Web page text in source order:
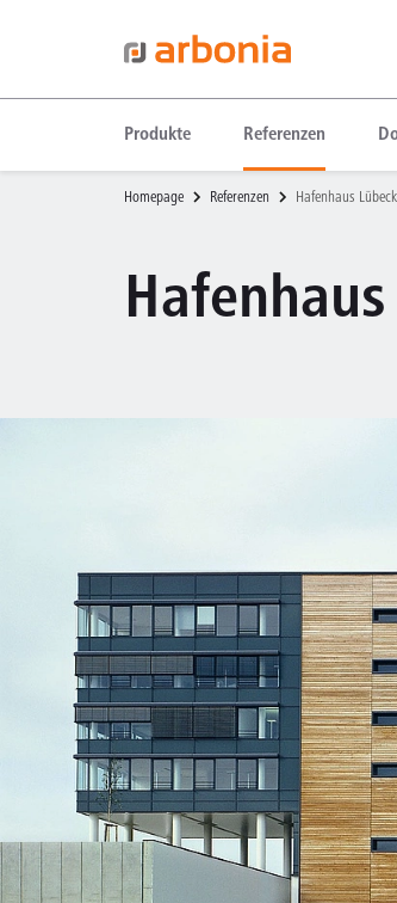
Produkte Referenzen
Homepage Referenzen Hafenhaus